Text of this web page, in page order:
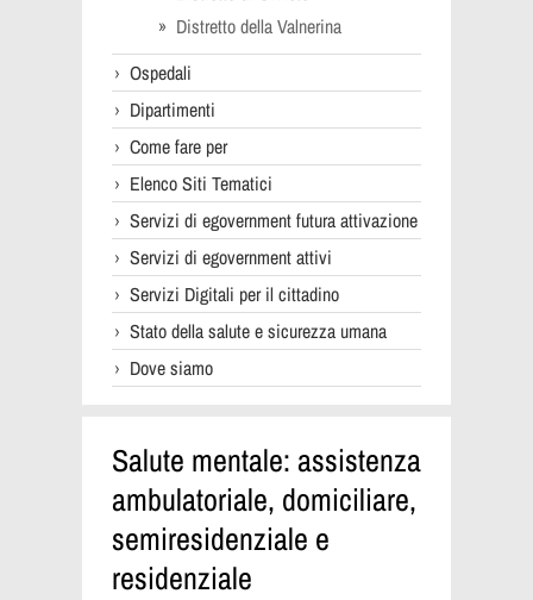
Distretto della Valnerina
Ospedali
Dipartimenti
Come fare per
Elenco Siti Tematici
Servizi di egovernment futura attivazione
Servizi di egovernment attivi
Servizi Digitali per il cittadino
Stato della salute e sicurezza umana
Dove siamo
Salute mentale: assistenza
ambulatoriale, domiciliare,
semiresidenziale e
residenziale